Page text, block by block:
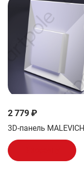
2 779 ₽
3D-панель MALEVICH